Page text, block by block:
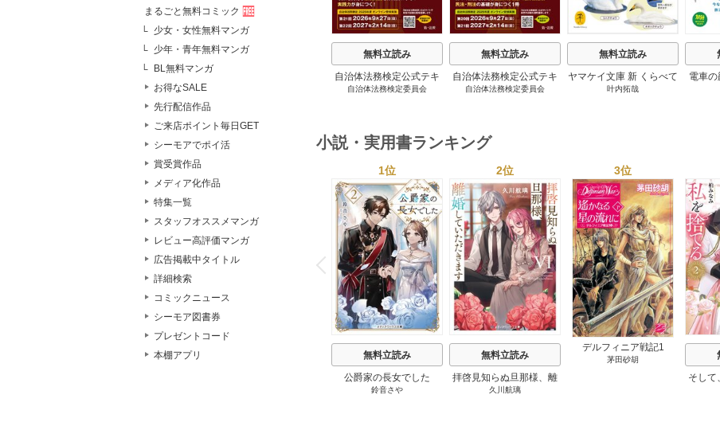
まるごと無料コミック
少女・女性無料マンガ
少年・青年無料マンガ
BL無料マンガ
お得なSALE
先行配信作品
ご来店ポイント毎日GET
シーモアでポイ活
賞受賞作品
メディア化作品
特集一覧
スタッフオススメマンガ
レビュー高評価マンガ
広告掲載中タイトル
詳細検索
コミックニュース
シーモア図書券
プレゼントコード
本棚アプリ
無料立読み
自治体法務検定公式テキ
スト 政策法務編 ２０
自治体法務検定委員会
無料立読み
自治体法務検定公式テキ
スト 基本法務編 ２０
自治体法務検定委員会
無料立読み
ヤマケイ文庫 新 くらべて
わかる野鳥300 1巻
叶内拓哉
電車
小説・実用書ランキング
P
r
e
v
i
o
u
s
1位
無料立読み
公爵家の長女でした
鈴音さや
2位
無料立読み
拝啓見知らぬ旦那様、離
婚していただきます
久川航璃
3位
デルフィニア戦記1
茅田砂胡
そして